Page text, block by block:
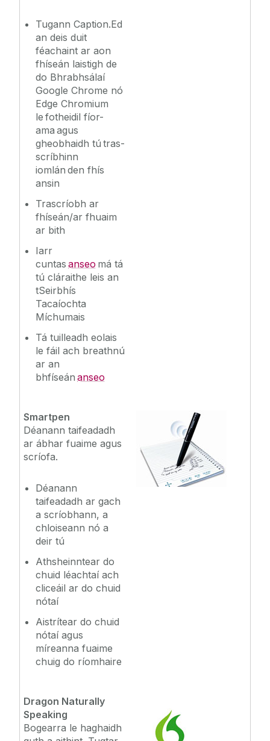
Tugann Caption.Ed
an deis duit
féachaint ar aon
fhíseán laistigh de
do Bhrabhsálaí
Google Chrome nó
Edge Chromium
le fotheidil fíor-
ama agus
gheobhaidh tú tras-
scríbhinn
iomlán den fhís
ansin
Trascríobh ar
fhíseán/ar fhuaim
ar bith
Iarr
cuntasanseo má tá
tú cláraithe leis an
tSeirbhís
Tacaíochta
Míchumais
Tá tuilleadh eolais
le fáil ach breathnú
ar an
bhfíseánanseo
Smartpen
Déanann taifeadadh
ar ábhar fuaime agus
scríofa.
Déanann
taifeadadh ar gach
a scríobhann, a
chloiseann nó a
deir tú
Athsheinntear do
chuid léachtaí ach
cliceáil ar do chuid
nótaí
Aistrítear do chuid
nótaí agus
míreanna fuaime
chuig do ríomhaire
Dragon Naturally
Speaking
Bogearra le haghaidh